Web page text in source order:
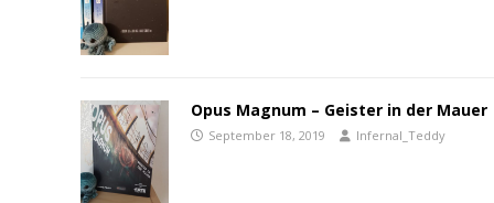
Opus Magnum – Geister in der Mauer
September 18, 2019 Infernal_Teddy